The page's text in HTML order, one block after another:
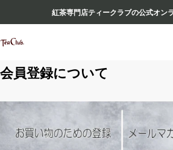
紅茶専門店ティークラブの公式オン
会員登録について
会員登録について